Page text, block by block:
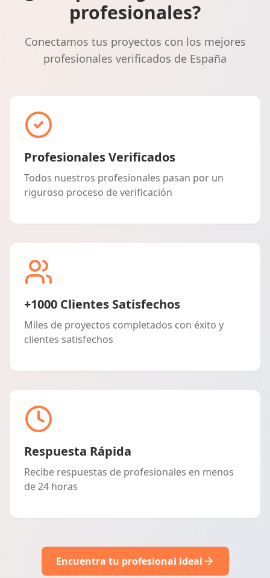
profesionales?
Conectamos tus proyectos con los mejores
profesionales verificados de España
Profesionales Verificados
Todos nuestros profesionales pasan por un
riguroso proceso de verificación
+1000 Clientes Satisfechos
Miles de proyectos completados con éxito y
clientes satisfechos
Respuesta Rápida
Recibe respuestas de profesionales en menos
de 24 horas
Encuentra tu profesional ideal